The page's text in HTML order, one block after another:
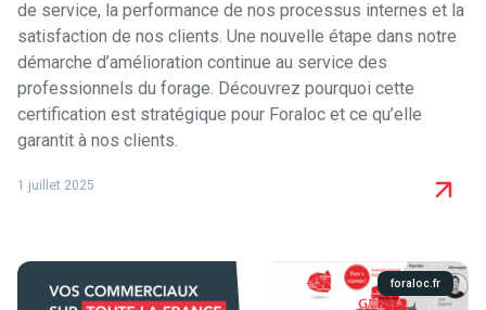
de service, la performance de nos processus internes et la
satisfaction de nos clients. Une nouvelle étape dans notre
démarche d’amélioration continue au service des
professionnels du forage. Découvrez pourquoi cette
certification est stratégique pour Foraloc et ce qu’elle
garantit à nos clients.
1 juillet 2025
foraloc.fr